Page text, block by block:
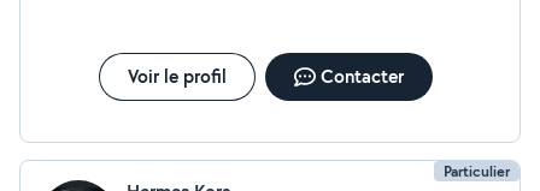
Voir le profil Contacter
Particulier